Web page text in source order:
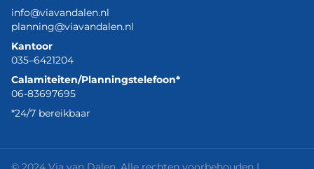
info@viavandalen.nl
planning@viavandalen.nl
Kantoor
035–6421204
Calamiteiten/Planningstelefoon*
06-83697695
*24/7 bereikbaar